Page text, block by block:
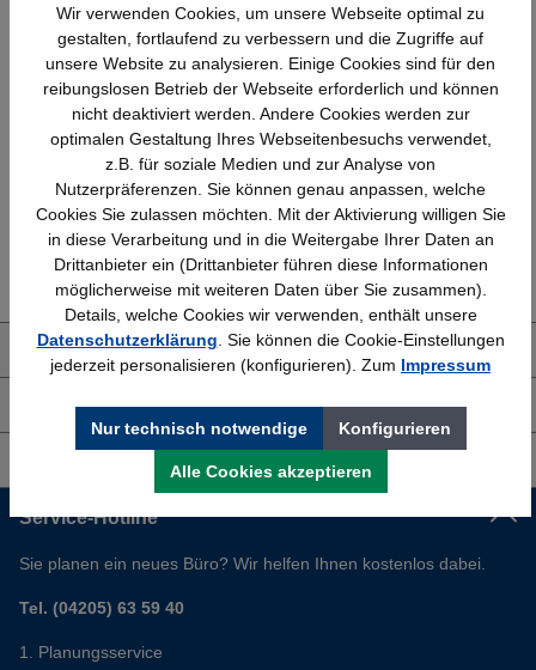
Schnelle Lieferung
Bundesweit
Topmarken
Faire Preise
Erfahrung
Bewährt seit 1958
Kostenlose Beratung
(04205) 635940
Über uns
Shop Service
Service-Hotline
Sie planen ein neues Büro? Wir helfen Ihnen kostenlos dabei.
Tel. (04205) 63 59 40
Planungsservice
Wir verwenden Cookies, um unsere Webseite optimal zu
gestalten, fortlaufend zu verbessern und die Zugriffe auf
unsere Website zu analysieren. Einige Cookies sind für den
reibungslosen Betrieb der Webseite erforderlich und können
nicht deaktiviert werden. Andere Cookies werden zur
optimalen Gestaltung Ihres Webseitenbesuchs verwendet,
z.B. für soziale Medien und zur Analyse von
Nutzerpräferenzen. Sie können genau anpassen, welche
Cookies Sie zulassen möchten. Mit der Aktivierung willigen Sie
in diese Verarbeitung und in die Weitergabe Ihrer Daten an
Drittanbieter ein (Drittanbieter führen diese Informationen
möglicherweise mit weiteren Daten über Sie zusammen).
Details, welche Cookies wir verwenden, enthält unsere
Datenschutzerklärung . Sie können die Cookie-Einstellungen
jederzeit personalisieren (konfigurieren). Zum Impressum
Nur technisch notwendige Konfigurieren
Alle Cookies akzeptieren